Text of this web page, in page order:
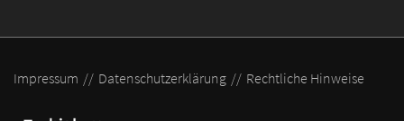
Impressum Datenschutzerklärung Rechtliche Hinweise